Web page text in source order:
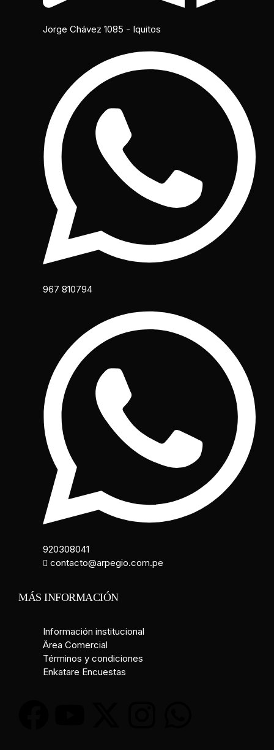
Jorge Chávez 1085 - Iquitos
967 810794
920308041
contacto@arpegio.com.pe
MÁS INFORMACIÓN
Información institucional
Ärea Comercial
Términos y condiciones
Enkatare Encuestas